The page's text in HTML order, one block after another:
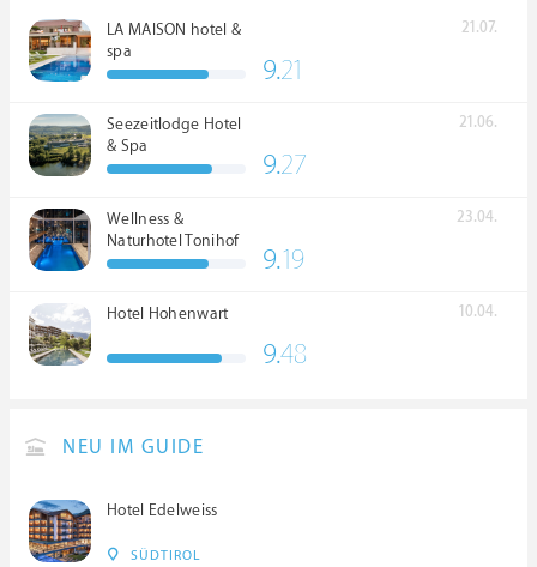
LA MAISON hotel &
spa
21.07.
9.21
Seezeitlodge Hotel
& Spa
21.06.
9.27
Wellness &
Naturhotel Tonihof
****S
23.04.
9.19
Hotel Hohenwart 10.04.
9.48
NEU IM GUIDE
Hotel Edelweiss
SÜDTIROL